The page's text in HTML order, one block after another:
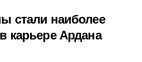
стали наиболее
карьере Ардана